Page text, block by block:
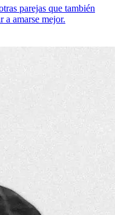
parejas que también
a amarse mejor.